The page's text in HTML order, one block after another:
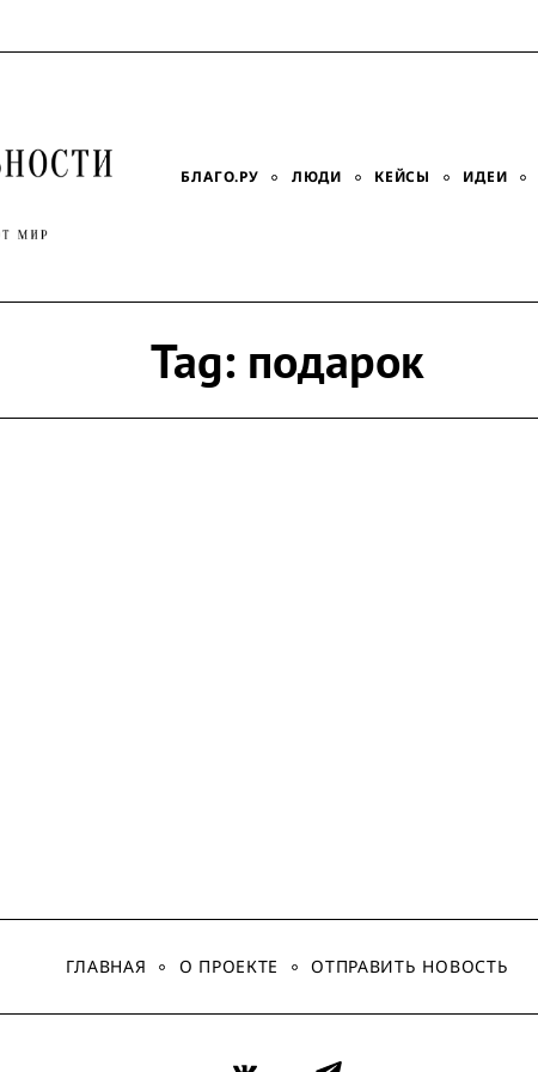
БЛАГО.РУ ЛЮДИ КЕЙСЫ ИДЕИ
Tag:подарок
ГЛАВНАЯ О ПРОЕКТЕ ОТПРАВИТЬ НОВОСТЬ